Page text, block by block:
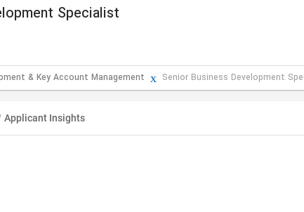
Specialist
& Key Account Management Senior Business Development
Applicant Insights